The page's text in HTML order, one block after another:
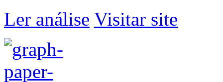
Ler análise Visitar site